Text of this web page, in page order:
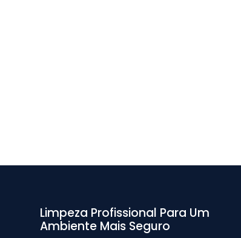
Limpeza Profissional Para Um
Ambiente Mais Seguro